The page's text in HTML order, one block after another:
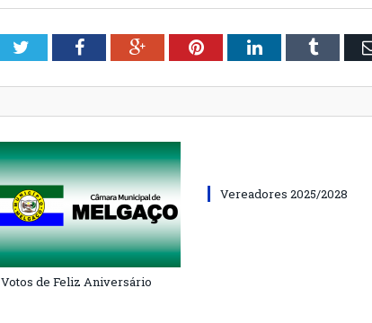
TwitterFacebookGoogle+PinterestLinkedInTumblr
Votos de Feliz Aniversário
Vereadores 2025/2028